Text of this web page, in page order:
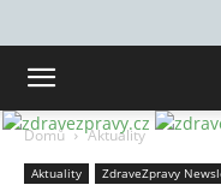
Domů Aktuality
Aktuality ZdraveZpravy